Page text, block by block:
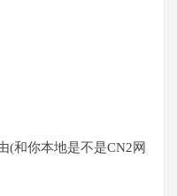
(和你本地是不是CN2网